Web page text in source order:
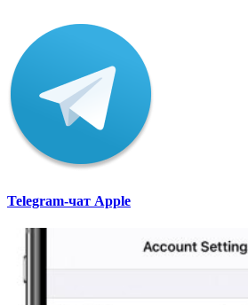
Telegram-чат Apple